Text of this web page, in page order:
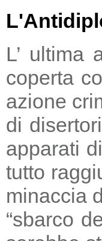
L’ ultima
coperta
azione
di
apparati
tutto
minaccia
“sbarco